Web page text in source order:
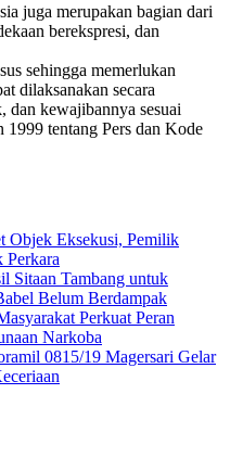
juga merupakan bagian dari
berekspresi, dan
sehingga memerlukan
dilaksanakan secara
dan kewajibannya sesuai
tentang Pers dan Kode
Objek Eksekusi, Pemilik
Perkara
Sitaan Tambang untuk
Belum Berdampak
Perkuat Peran
Narkoba
0815/19 Magersari Gelar